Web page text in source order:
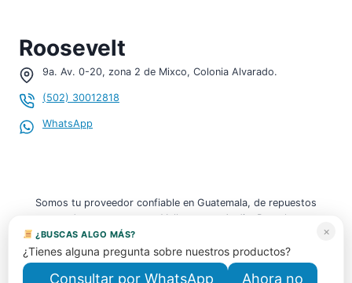
Roosevelt
9a. Av. 0-20, zona 2 de Mixco, Colonia Alvarado.
(502) 30012818
WhatsApp
Somos tu proveedor confiable en Guatemala, de repuestos
usados y nuevos para Volkswagen, Audi y Porsche.
¡Hola, soy tu asistente! WHATSAPP
¡Hola! Para consultar sobre
MK4 VR6 2.8 código: 021 109 507 B
¿Cómo te llamas?
Nombre *
Ingresa
×
¿BUSCAS ALGO MÁS?
¿Tienes alguna pregunta sobre nuestros productos?
Consultar por WhatsApp Ahora no